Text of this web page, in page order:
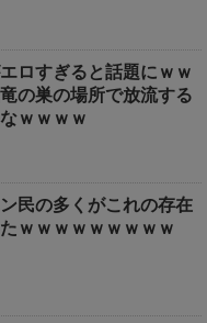
ロすぎると話題にｗｗ
の巣の場所で放流する
ｗｗｗｗ
民の多くがこれの存在
ｗｗｗｗｗｗｗｗｗ